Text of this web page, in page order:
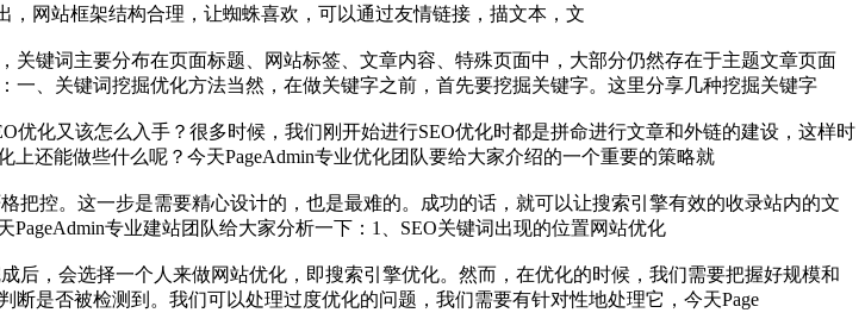
，网站框架结构合理，让蜘蛛喜欢，可以通过友情链接，描文本，文
关键词主要分布在页面标题、网站标签、文章内容、特殊页面中，大部分仍然存在于主题文章页面
、关键词挖掘优化方法当然，在做关键字之前，首先要挖掘关键字。这里分享几种挖掘关键字
优化又该怎么入手？很多时候，我们刚开始进行SEO优化时都是拼命进行文章和外链的建设，这样时
还能做些什么呢？今天PageAdmin专业优化团队要给大家介绍的一个重要的策略就
把控。这一步是需要精心设计的，也是最难的。成功的话，就可以让搜索引擎有效的收录站内的文
专业建站团队给大家分析一下：1、SEO关键词出现的位置网站优化
后，会选择一个人来做网站优化，即搜索引擎优化。然而，在优化的时候，我们需要把握好规模和
是否被检测到。我们可以处理过度优化的问题，我们需要有针对性地处理它，今天Page